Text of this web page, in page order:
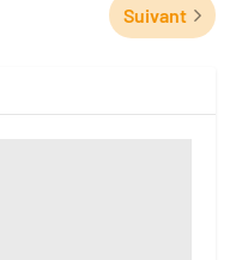
Suivant